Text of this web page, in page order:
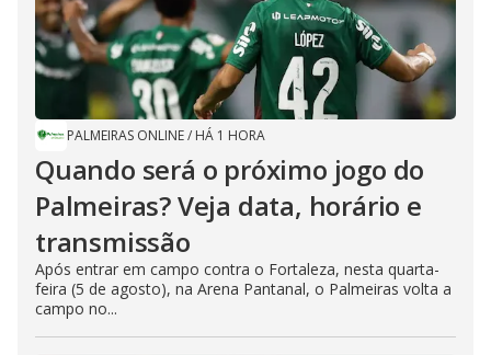
PALMEIRAS ONLINE/ HÁ 1 HORA
Quando será o próximo jogo do
Palmeiras? Veja data, horário e
transmissão
Após entrar em campo contra o Fortaleza, nesta quarta-
feira (5 de agosto), na Arena Pantanal, o Palmeiras volta a
campo no...